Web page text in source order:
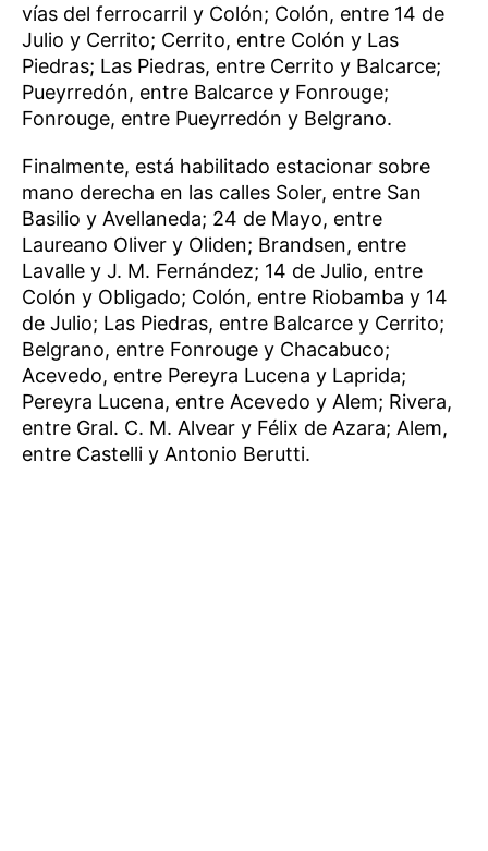
vías del ferrocarril y Colón; Colón, entre 14 de
Julio y Cerrito; Cerrito, entre Colón y Las
Piedras; Las Piedras, entre Cerrito y Balcarce;
Pueyrredón, entre Balcarce y Fonrouge;
Fonrouge, entre Pueyrredón y Belgrano.
Finalmente, está habilitado estacionar sobre
mano derecha en las calles Soler, entre San
Basilio y Avellaneda; 24 de Mayo, entre
Laureano Oliver y Oliden; Brandsen, entre
Lavalle y J. M. Fernández; 14 de Julio, entre
Colón y Obligado; Colón, entre Riobamba y 14
de Julio; Las Piedras, entre Balcarce y Cerrito;
Belgrano, entre Fonrouge y Chacabuco;
Acevedo, entre Pereyra Lucena y Laprida;
Pereyra Lucena, entre Acevedo y Alem; Rivera,
entre Gral. C. M. Alvear y Félix de Azara; Alem,
entre Castelli y Antonio Berutti.